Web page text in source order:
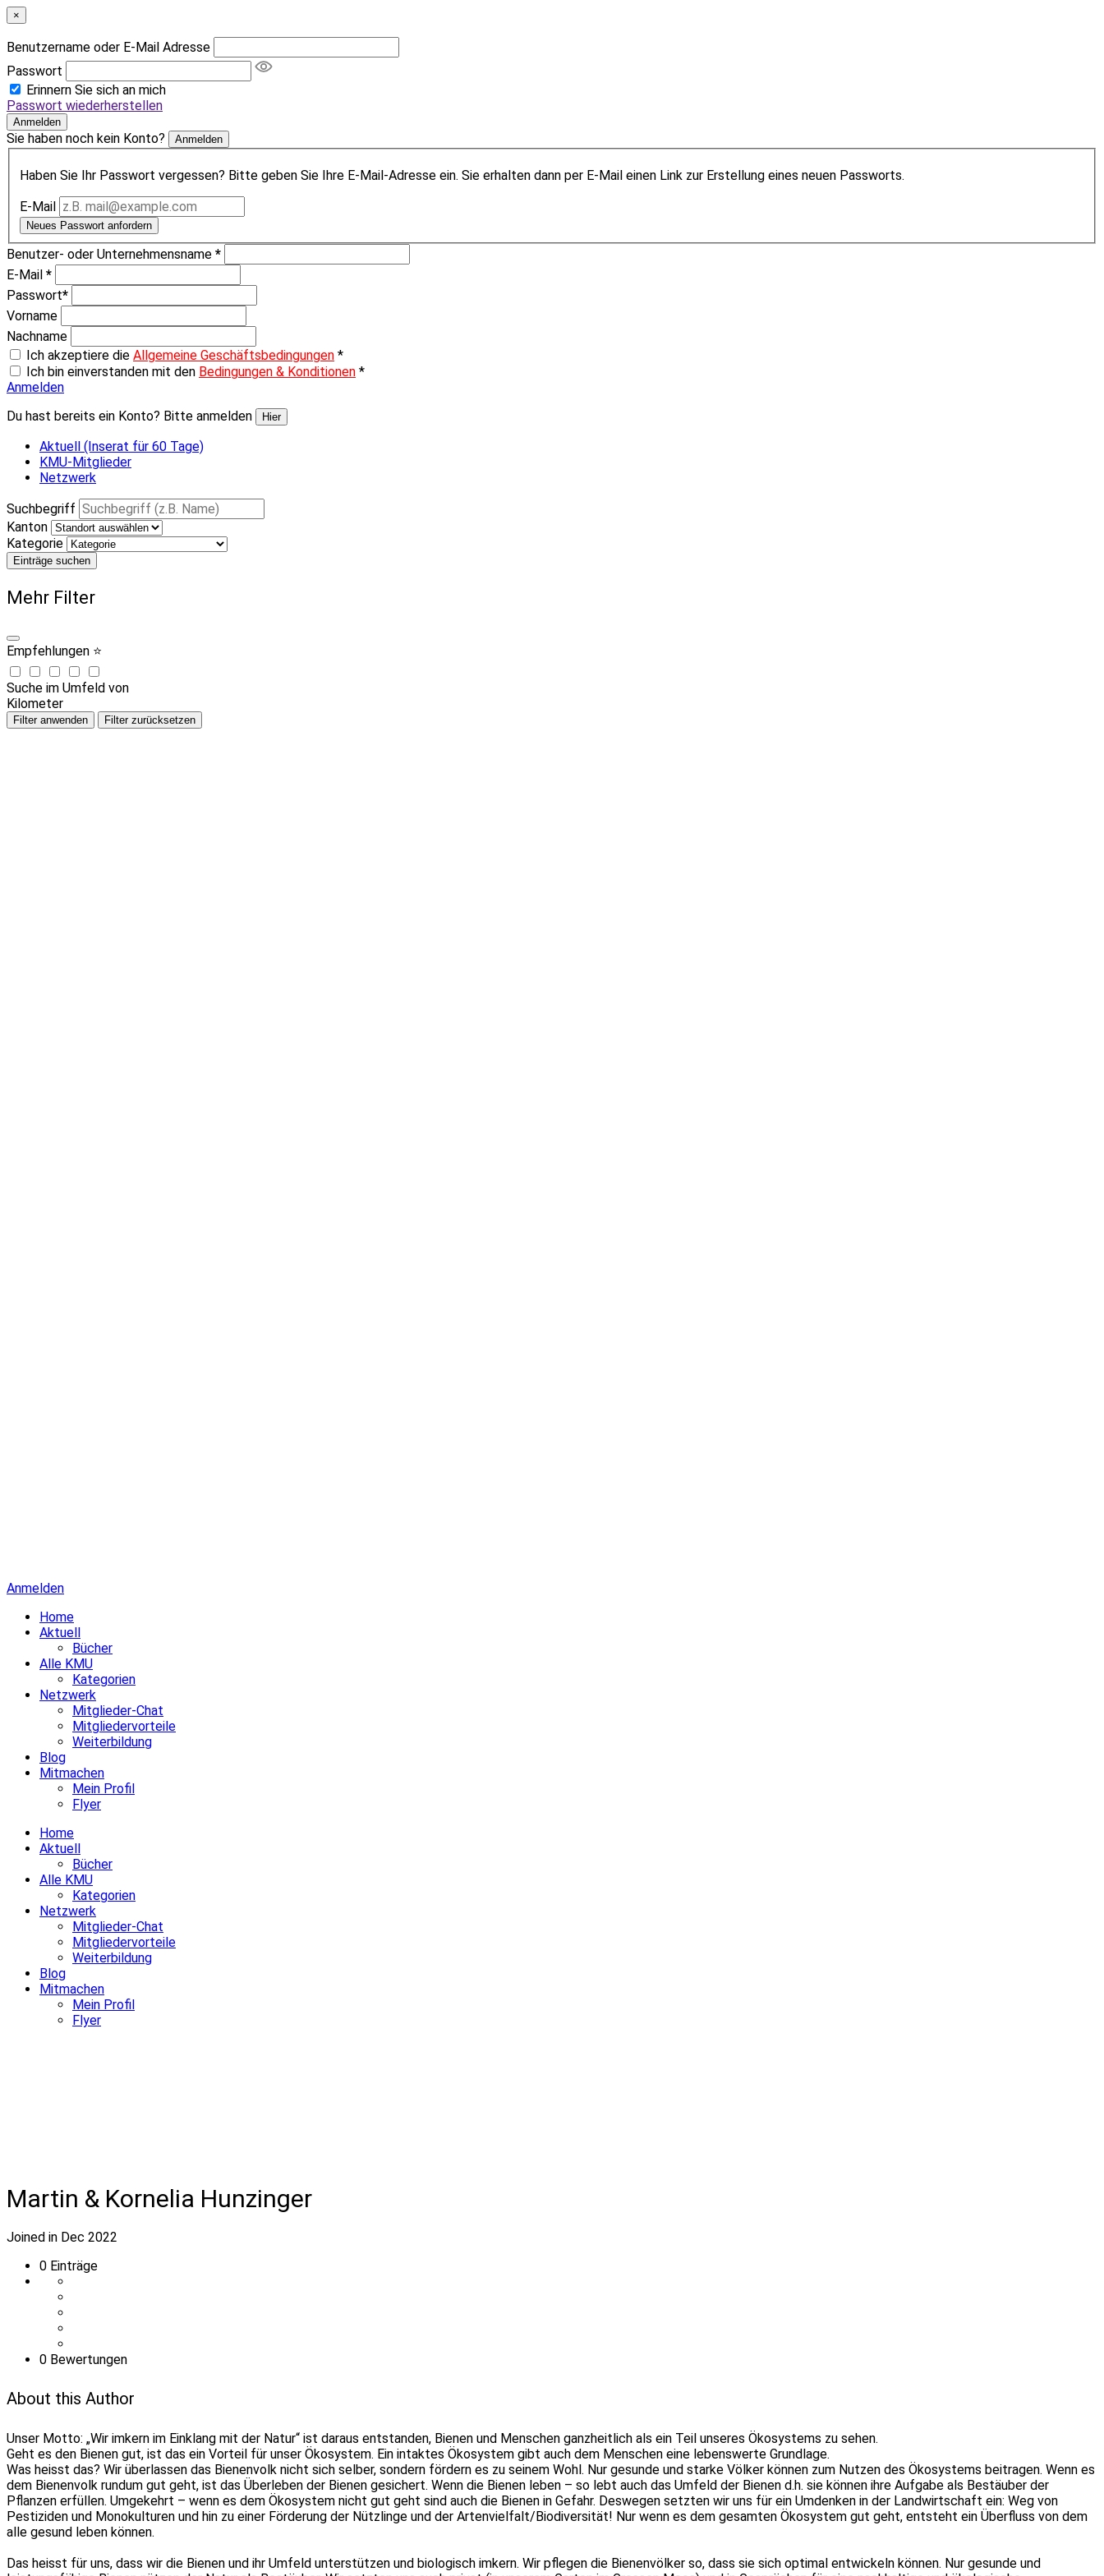
×
Benutzername oder E-Mail Adresse
Passwort
Erinnern Sie sich an mich
Passwort wiederherstellen
Anmelden
Sie haben noch kein Konto? Anmelden
Haben Sie Ihr Passwort vergessen? Bitte geben Sie Ihre E-Mail-Adresse ein. Sie erhalten dann per E-Mail einen Link zur Erstellung eines neuen Passworts.
E-Mail
Neues Passwort anfordern
Benutzer- oder Unternehmensname *
E-Mail *
Passwort*
Vorname
Nachname
Ich akzeptiere die Allgemeine Geschäftsbedingungen *
Ich bin einverstanden mit den Bedingungen & Konditionen *
Anmelden
Du hast bereits ein Konto? Bitte anmelden
Hier
Aktuell (Inserat für 60 Tage)
KMU-Mitglieder
Netzwerk
Suchbegriff
Kanton
Kategorie
Einträge suchen
Mehr Filter
Empfehlungen ⭐
Suche im Umfeld von
Kilometer
Filter anwenden Filter zurücksetzen
Anmelden
Home
Aktuell
Bücher
Alle KMU
Kategorien
Netzwerk
Mitglieder-Chat
Mitgliedervorteile
Weiterbildung
Blog
Mitmachen
Mein Profil
Flyer
Home
Aktuell
Bücher
Alle KMU
Kategorien
Netzwerk
Mitglieder-Chat
Mitgliedervorteile
Weiterbildung
Blog
Mitmachen
Mein Profil
Flyer
Martin & Kornelia Hunzinger
Joined in Dec 2022
0 Einträge
0 Bewertungen
About this Author
Unser Motto: „Wir imkern im Einklang mit der Natur“ ist daraus entstanden, Bienen und Menschen ganzheitlich als ein Teil unseres Ökosystems zu sehen.
Geht es den Bienen gut, ist das ein Vorteil für unser Ökosystem. Ein intaktes Ökosystem gibt auch dem Menschen eine lebenswerte Grundlage.
Was heisst das? Wir überlassen das Bienenvolk nicht sich selber, sondern fördern es zu seinem Wohl. Nur gesunde und starke Völker können zum Nutzen des Ökosystems beitragen. Wenn es
dem Bienenvolk rundum gut geht, ist das Überleben der Bienen gesichert. Wenn die Bienen leben – so lebt auch das Umfeld der Bienen d.h. sie können ihre Aufgabe als Bestäuber der
Pflanzen erfüllen. Umgekehrt – wenn es dem Ökosystem nicht gut geht sind auch die Bienen in Gefahr. Deswegen setzten wir uns für ein Umdenken in der Landwirtschaft ein: Weg von
Pestiziden und Monokulturen und hin zu einer Förderung der Nützlinge und der Artenvielfalt/Biodiversität! Nur wenn es dem gesamten Ökosystem gut geht, entsteht ein Überfluss von dem
alle gesund leben können.
Das heisst für uns, dass wir die Bienen und ihr Umfeld unterstützen und biologisch imkern. Wir pflegen die Bienenvölker so, dass sie sich optimal entwickeln können. Nur gesunde und